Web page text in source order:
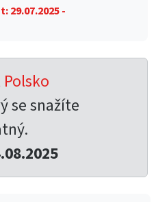
29.07.2025 -
se snažíte